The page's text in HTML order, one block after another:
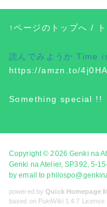
↑ページのトップへ /
読んでみようか Time
https://amzn.to/
Something special !!
Copyright © 2026Genki na
Genki na Atelier, SP392, 5-
by email to
powered byQuick Homepage
based on PukiWiki 1.4.7 License